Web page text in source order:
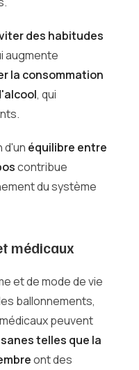
des habitudes
augmente
la consommation
, qui
d'un équilibre entre
contribue
du système
médicaux
et de mode de vie
ballonnements,
peuvent
telles que la
ont des